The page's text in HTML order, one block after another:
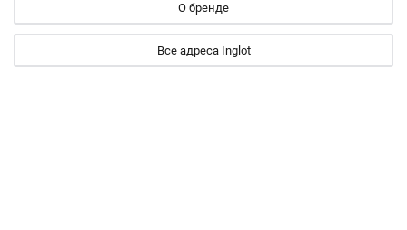
О бренде
Все адреса Inglot